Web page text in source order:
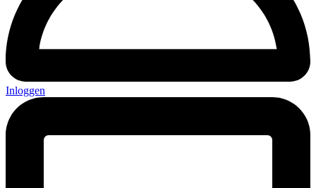
Inloggen